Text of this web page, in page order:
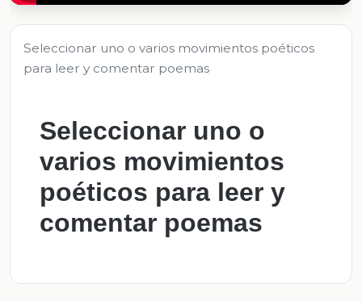
Seleccionar uno o varios movimientos poéticos
para leer y comentar poemas
Seleccionar uno o
varios movimientos
poéticos para leer y
comentar poemas